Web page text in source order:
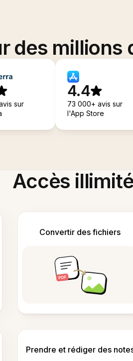
des
sur
4.4
73 000+ avis sur
l'App Store
Accès
Convertir des fichiers
Prendre et rédiger des